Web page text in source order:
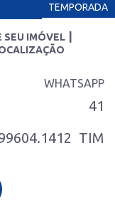
TEMPORADA
SEU IMÓVEL
WHATSAPP
41
TIM